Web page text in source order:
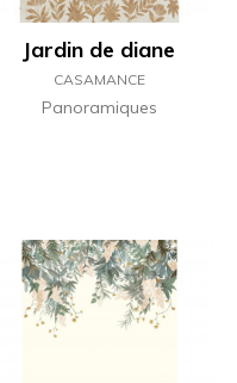
Jardin de diane
CASAMANCE
Panoramiques